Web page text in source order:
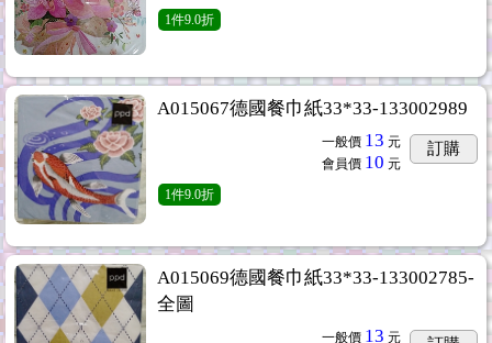
1件9.0折
A015067德國餐巾紙33*33-133002989
一般價 13 元
會員價 10 元
訂購
1件9.0折
A015069德國餐巾紙33*33-133002785-
全圖
一般價 13 元